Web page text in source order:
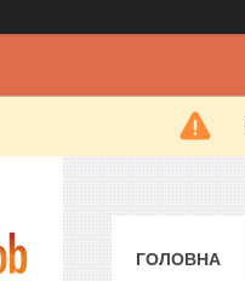
ГОЛОВНА